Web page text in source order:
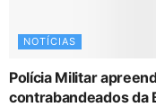
NOTÍCIAS
Polícia Militar
contrabandeados da